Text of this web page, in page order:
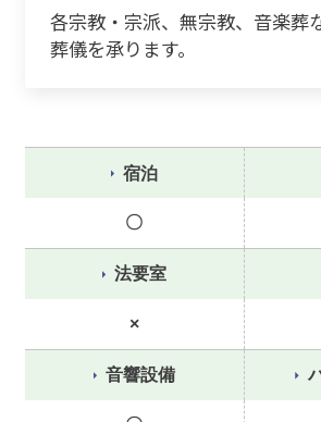
各宗教・宗派、無宗教、音楽葬
葬儀を承ります。
宿泊
〇
法要室
×
音響設備